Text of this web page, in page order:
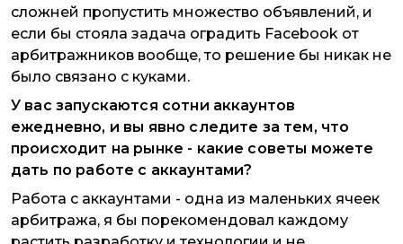
сложней пропустить множество объявлений, и
если бы стояла задача оградить Facebook от
арбитражников вообще, то решение бы никак не
было связано с куками.
У вас запускаются сотни аккаунтов
ежедневно, и вы явно следите за тем, что
происходит на рынке - какие советы можете
дать по работе с аккаунтами?
Работа с аккаунтами - одна из маленьких ячеек
арбитража, я бы порекомендовал каждому